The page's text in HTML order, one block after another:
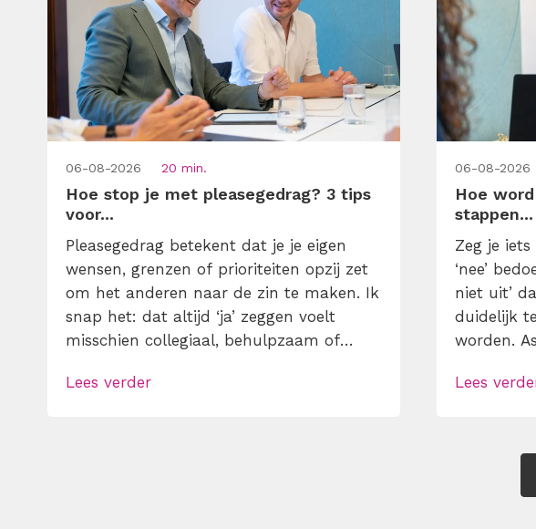
06-08-2026 20 min.
Hoe stop je met pleasegedrag? 3 tips
voor...
Pleasegedrag betekent dat je je eigen
wensen, grenzen of prioriteiten opzij zet
om het anderen naar de zin te maken. Ik
snap het: dat altijd ‘ja’ zeggen voelt
misschien collegiaal, behulpzaam of
volloopt met andermans prioriteiten en
Lees verder
06-08-2026
Hoe
stappen...
Zeg je iets
‘nee’
niet uit’
duidelijk
worden.
egoïstisch
Lees